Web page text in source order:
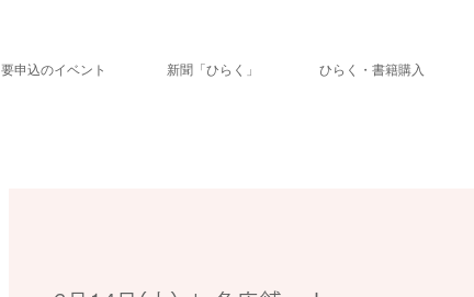
要申込のイベント 新聞「ひらく」 ひらく・書籍購入